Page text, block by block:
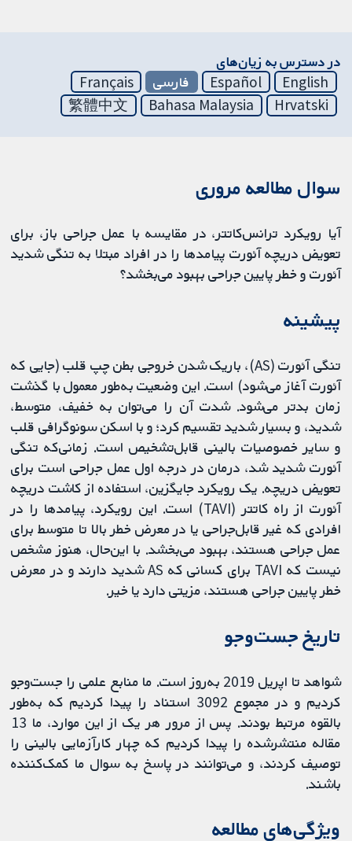
در دسترس به زیان‌های
English
Español فارسی
Français
Hrvatski
Bahasa Malaysia
繁體中文
سوال مطالعه مروری
آیا رویکرد ترانس‌کاتتر، در مقایسه با عمل جراحی باز، برای
تعویض دریچه آئورت پیامدها را در افراد مبتلا به تنگی شدید
آئورت و خطر پایین جراحی بهبود می‌بخشد؟
پیشینه
تنگی آئورت (AS)، باریک شدن خروجی بطن چپ قلب (جایی‌ که
آئورت آغاز می‌شود) است. این وضعیت به‌طور معمول با گذشت
زمان بدتر می‌شود. شدت آن را می‌توان به خفیف، متوسط،
شدید، و بسیار شدید تقسیم کرد؛ و با اسکن سونوگرافی قلب
و سایر خصوصیات بالینی قابل‌تشخیص است. زمانی‌که تنگی
آئورت شدید شد، درمان در درجه اول عمل جراحی است برای
تعویض دریچه. یک رویکرد جایگزین، استفاده از کاشت دریچه
آئورت از راه کاتتر (TAVI) است. این رویکرد، پیامدها را در
افرادی که غیر قابل‌جراحی یا در معرض خطر بالا تا متوسط برای
عمل جراحی هستند، بهبود می‌بخشد. با این‌حال، هنوز مشخص
نیست که TAVI برای کسانی که AS شدید دارند و در معرض
خطر پایین جراحی هستند، مزیتی دارد یا خیر.
تاریخ جست‌وجو
شواهد تا اپریل 2019 به‌روز است. ما منابع علمی را جست‌وجو
کردیم و در مجموع 3092 استناد را پیدا کردیم که به‌طور
بالقوه مرتبط بودند. پس از مرور هر یک از این موارد، ما 13
مقاله منتشرشده را پیدا کردیم که چهار کارآزمایی بالینی را
توصیف کردند، و می‌توانند در پاسخ به سوال ما کمک‌کننده
باشند.
ویژگی‌های مطالعه